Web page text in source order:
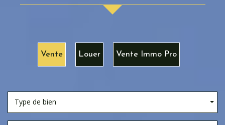
Vente Louer Vente Immo Pro
Type de bien